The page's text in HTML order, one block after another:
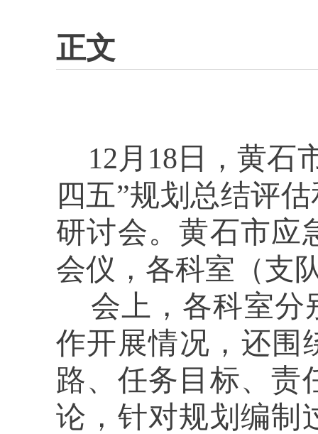
正文
12月18日，黄石
四五”规划总结评
研讨会。黄石市应
会仪，各科室（支
会上，各科室分
作开展情况，还围
路、任务目标、责
论，针对规划编制